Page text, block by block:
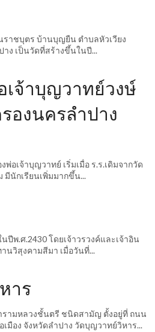
าชบุตร บ้านบุญยืน ตำบลหัวเวียง
าง เป็นวัดที่สร้างขึ้นในปี...
จ้าบุญวาทย์วงษ์
องนครลำปาง
เจ้าบุญวาทย์ เริ่มเมื่อ ร.ร.เดิมจากวัด
มีนักเรียนเพิ่มมากขึ้น...
ปีพ.ศ.2430 โดยเจ้าวรวงค์และเจ้าอิน
นวิสุงคามสีมา เมื่อวันที่...
าร
รามหลวงชั้นตรี ชนิดสามัญ ตั้งอยู่ที่ ถนน
มือง จังหวัดลำปาง วัดบุญวาทย์วิหาร...